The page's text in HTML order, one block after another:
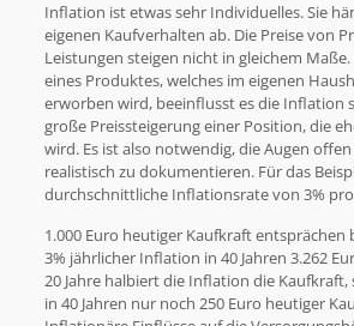
Inflation ist etwas sehr Individuelles. Sie
eigenen Kaufverhalten ab. Die Preise von
Leistungen steigen nicht in gleichem
eines Produktes, welches im eigenen
erworben wird, beeinflusst es die Inflation
große Preissteigerung einer Position, die
wird. Es ist also notwendig, die Augen
realistisch zu dokumentieren. Für das
durchschnittliche Inflationsrate von 3%
1.000 Euro heutiger Kaufkraft
3% jährlicher Inflation in 40 Jahren 3.262
20 Jahre halbiert die Inflation die Kaufkraft,
in 40 Jahren nur noch 250 Euro heutiger